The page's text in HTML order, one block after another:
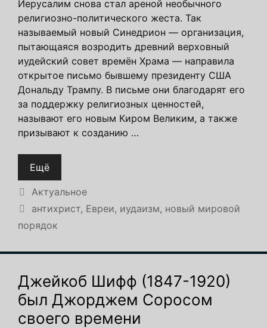
Иерусалим снова стал ареной необычного
религиозно-политического жеста. Так
называемый новый Синедрион — организация,
пытающаяся возродить древний верховный
иудейский совет времён Храма — направила
открытое письмо бывшему президенту США
Дональду Трампу. В письме они благодарят его
за поддержку религиозных ценностей,
называют его новым Киром Великим, а также
призывают к созданию …
Ещё
Рубрики
Актуальное
Метки
антихрист, Евреи, иудаизм, новый мировой
порядок
Джейкоб Шифф (1847-1920)
был Джорджем Соросом
своего времени